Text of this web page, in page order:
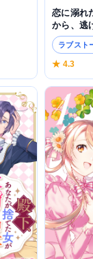
恋に溺れ
から、逃
ラブスト
★ 4.3